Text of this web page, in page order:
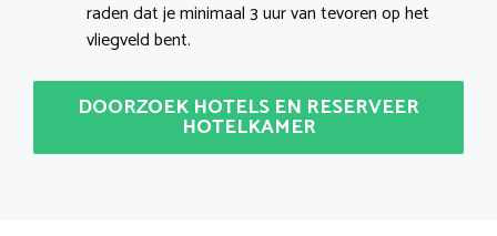
raden dat je minimaal 3 uur van tevoren op het
vliegveld bent.
DOORZOEK HOTELS EN RESERVEER
HOTELKAMER